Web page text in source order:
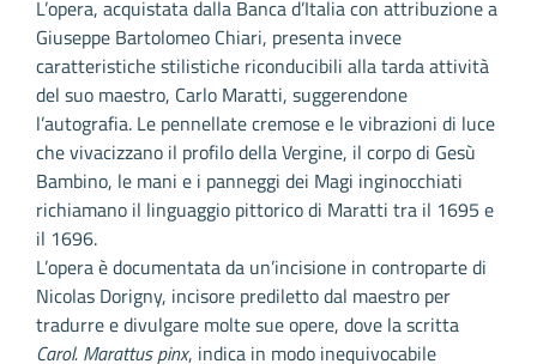
L’opera, acquistata dalla Banca d’Italia con attribuzione a
Giuseppe Bartolomeo Chiari, presenta invece
caratteristiche stilistiche riconducibili alla tarda attività
del suo maestro, Carlo Maratti, suggerendone
l’autografia. Le pennellate cremose e le vibrazioni di luce
che vivacizzano il profilo della Vergine, il corpo di Gesù
Bambino, le mani e i panneggi dei Magi inginocchiati
richiamano il linguaggio pittorico di Maratti tra il 1695 e
il 1696.
L’opera è documentata da un’incisione in controparte di
Nicolas Dorigny, incisore prediletto dal maestro per
tradurre e divulgare molte sue opere, dove la scritta
Carol. Marattus pinx, indica in modo inequivocabile